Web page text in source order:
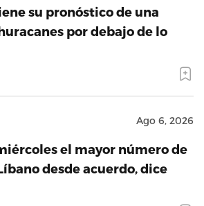
su pronóstico de una
por debajo de lo
Ago 6, 2026
el mayor número de
desde acuerdo, dice